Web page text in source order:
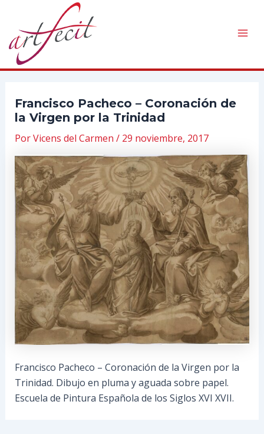
contenido
Francisco Pacheco – Coronación de
la Virgen por la Trinidad
PorVicens del Carmen / 29 noviembre, 2017
Francisco Pacheco – Coronación de la Virgen por la
Trinidad. Dibujo en pluma y aguada sobre papel.
Escuela de Pintura Española de los Siglos XVI XVII.